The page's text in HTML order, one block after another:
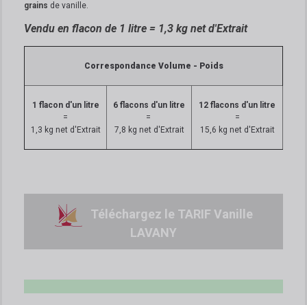
grains de vanille.
Vendu en flacon de 1 litre = 1,3 kg net d'Extrait
Correspondance Volume - Poids
1 flacon d'un litre
=
1,3 kg net d'Extrait
6 flacons d'un litre
=
7,8 kg net d'Extrait
12 flacons d'un litre
=
15,6 kg net d'Extrait
Téléchargez le TARIF Vanille
LAVANY